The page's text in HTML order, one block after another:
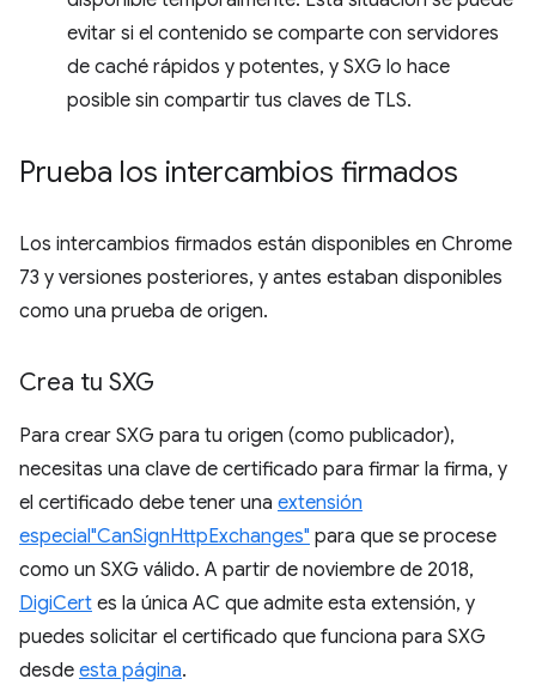
evitar si el contenido se comparte con servidores
de caché rápidos y potentes, y SXG lo hace
posible sin compartir tus claves de TLS.
Prueba los intercambios firmados
Los intercambios firmados están disponibles en Chrome
73 y versiones posteriores, y antes estaban disponibles
como una prueba de origen.
Crea tu SXG
Para crear SXG para tu origen (como publicador),
necesitas una clave de certificado para firmar la firma, y
el certificado debe tener una extensión
especial"CanSignHttpExchanges" para que se procese
como un SXG válido. A partir de noviembre de 2018,
DigiCert es la única AC que admite esta extensión, y
puedes solicitar el certificado que funciona para SXG
desde esta página.